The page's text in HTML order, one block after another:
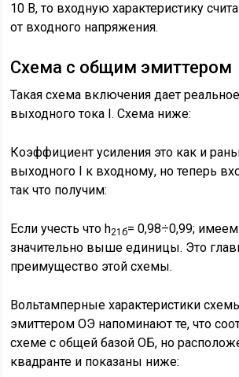
10 В, то входную характеристику
от входного напряжения.
Схема с общим эмиттером
Такая схема включения дает
выходного тока I. Схема ниже:
Коэффициент усиления это как и
выходного I к входному, но теперь
так что получим:
Если учесть что h21б= 0,98÷0,99;
значительно выше единицы. Это
преимущество этой схемы.
Вольтамперные характеристики
эмиттером ОЭ напоминают те, что
схеме с общей базой ОБ, но
квадранте и показаны ниже: